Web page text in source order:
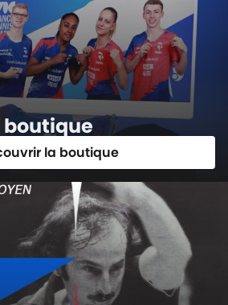
boutique
la boutique